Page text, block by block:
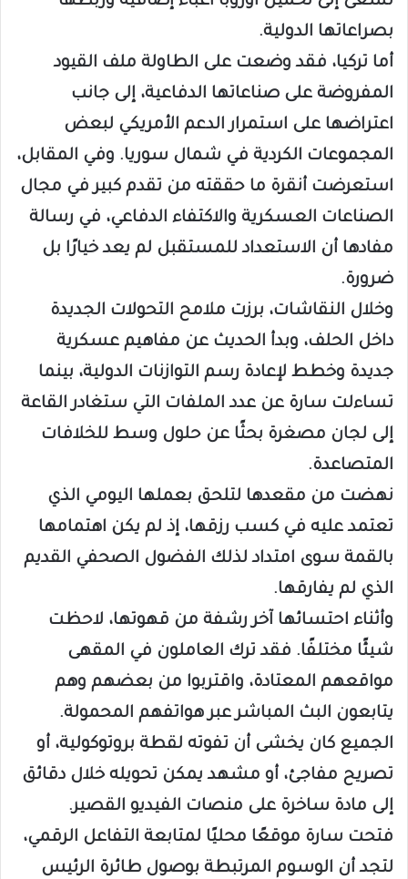
بصراعاتها الدولية.
أما تركيا، فقد وضعت على الطاولة ملف القيود
المفروضة على صناعاتها الدفاعية، إلى جانب
اعتراضها على استمرار الدعم الأمريكي لبعض
المجموعات الكردية في شمال سوريا. وفي المقابل،
استعرضت أنقرة ما حققته من تقدم كبير في مجال
الصناعات العسكرية والاكتفاء الدفاعي، في رسالة
مفادها أن الاستعداد للمستقبل لم يعد خيارًا بل
ضرورة.
وخلال النقاشات، برزت ملامح التحولات الجديدة
داخل الحلف، وبدأ الحديث عن مفاهيم عسكرية
جديدة وخطط لإعادة رسم التوازنات الدولية، بينما
تساءلت سارة عن عدد الملفات التي ستغادر القاعة
إلى لجان مصغرة بحثًا عن حلول وسط للخلافات
المتصاعدة.
نهضت من مقعدها لتلحق بعملها اليومي الذي
تعتمد عليه في كسب رزقها، إذ لم يكن اهتمامها
بالقمة سوى امتداد لذلك الفضول الصحفي القديم
الذي لم يفارقها.
وأثناء احتسائها آخر رشفة من قهوتها، لاحظت
شيئًا مختلفًا. فقد ترك العاملون في المقهى
مواقعهم المعتادة، واقتربوا من بعضهم وهم
يتابعون البث المباشر عبر هواتفهم المحمولة.
الجميع كان يخشى أن تفوته لقطة بروتوكولية، أو
تصريح مفاجئ، أو مشهد يمكن تحويله خلال دقائق
إلى مادة ساخرة على منصات الفيديو القصير.
فتحت سارة موقعًا محليًا لمتابعة التفاعل الرقمي،
لتجد أن الوسوم المرتبطة بوصول طائرة الرئيس